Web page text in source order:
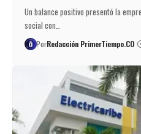
Un balance positivo presentó la
social con…
PorRedacción PrimerTiempo.CO